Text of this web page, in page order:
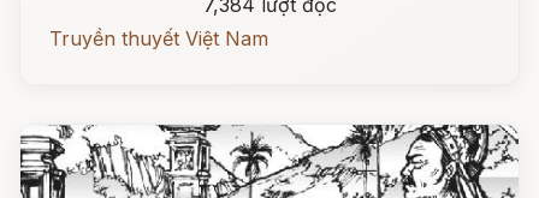
7,384 lượt đọc
Truyền thuyết Việt Nam